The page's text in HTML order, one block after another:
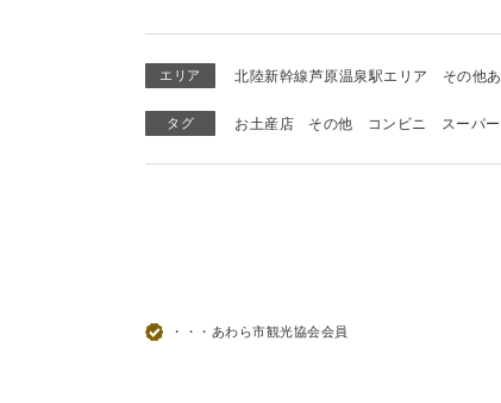
エリア 北陸新幹線芦原温泉駅エリア その他
タグ お土産店 その他 コンビニ スーパー
・・・あわら市観光協会会員